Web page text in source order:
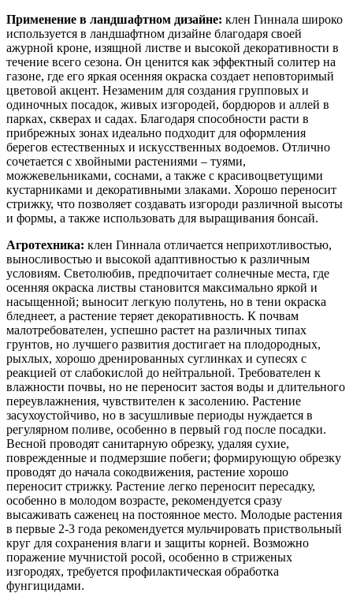
Применение в ландшафтном дизайне: клен Гиннала широко
используется в ландшафтном дизайне благодаря своей
ажурной кроне, изящной листве и высокой декоративности в
течение всего сезона. Он ценится как эффектный солитер на
газоне, где его яркая осенняя окраска создает неповторимый
цветовой акцент. Незаменим для создания групповых и
одиночных посадок, живых изгородей, бордюров и аллей в
парках, скверах и садах. Благодаря способности расти в
прибрежных зонах идеально подходит для оформления
берегов естественных и искусственных водоемов. Отлично
сочетается с хвойными растениями – туями,
можжевельниками, соснами, а также с красивоцветущими
кустарниками и декоративными злаками. Хорошо переносит
стрижку, что позволяет создавать изгороди различной высоты
и формы, а также использовать для выращивания бонсай.
Агротехника: клен Гиннала отличается неприхотливостью,
выносливостью и высокой адаптивностью к различным
условиям. Светолюбив, предпочитает солнечные места, где
осенняя окраска листвы становится максимально яркой и
насыщенной; выносит легкую полутень, но в тени окраска
бледнеет, а растение теряет декоративность. К почвам
малотребователен, успешно растет на различных типах
грунтов, но лучшего развития достигает на плодородных,
рыхлых, хорошо дренированных суглинках и супесях с
реакцией от слабокислой до нейтральной. Требователен к
влажности почвы, но не переносит застоя воды и длительного
переувлажнения, чувствителен к засолению. Растение
засухоустойчиво, но в засушливые периоды нуждается в
регулярном поливе, особенно в первый год после посадки.
Весной проводят санитарную обрезку, удаляя сухие,
поврежденные и подмерзшие побеги; формирующую обрезку
проводят до начала сокодвижения, растение хорошо
переносит стрижку. Растение легко переносит пересадку,
особенно в молодом возрасте, рекомендуется сразу
высаживать саженец на постоянное место. Молодые растения
в первые 2-3 года рекомендуется мульчировать приствольный
круг для сохранения влаги и защиты корней. Возможно
поражение мучнистой росой, особенно в стриженых
изгородях, требуется профилактическая обработка
фунгицидами.